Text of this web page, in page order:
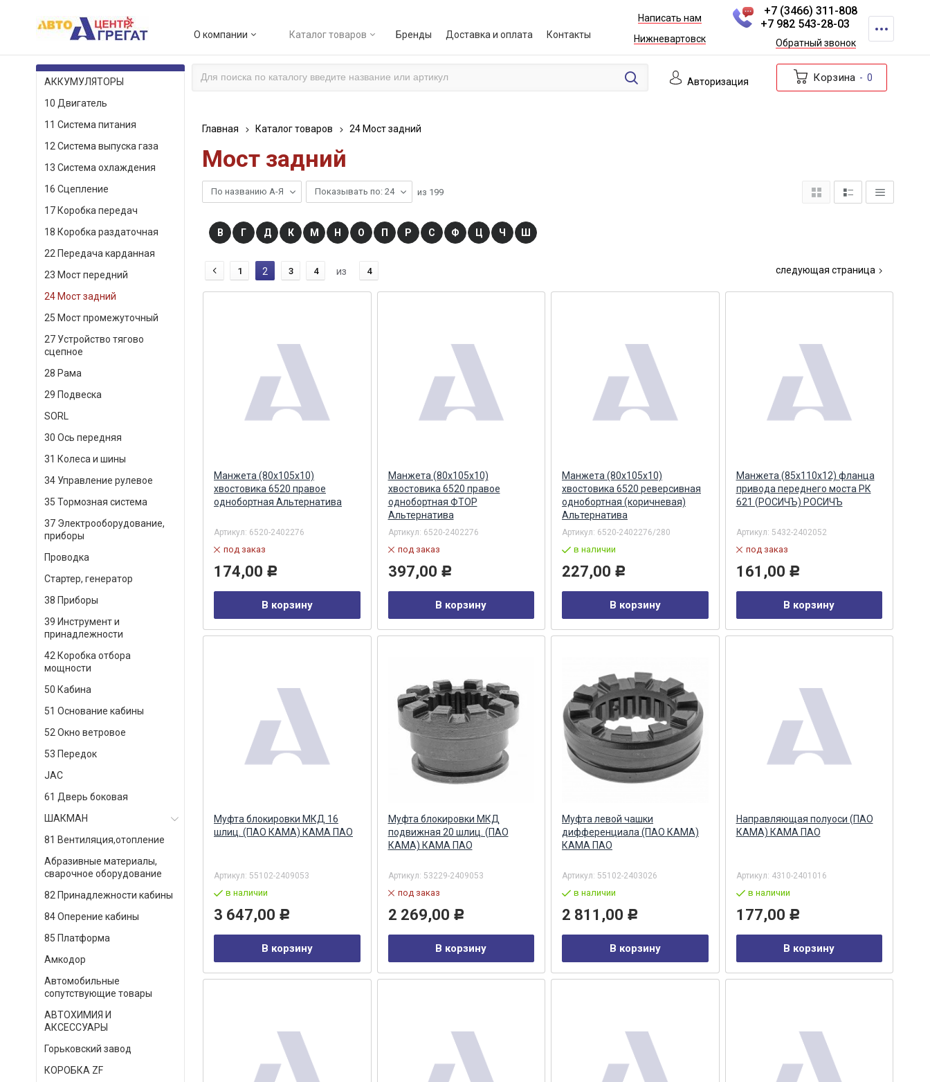
О компании Каталог товаров Бренды Доставка и оплата Контакты
Написать нам
Нижневартовск
+7 (3466) 311-808
+7 982 543-28-03
Обратный звонок
КАТАЛОГ ТОВАРОВ Авторизация Корзина 0
АККУМУЛЯТОРЫ
10 Двигатель
11 Система питания
12 Система выпуска газа
13 Система охлаждения
16 Сцепление
17 Коробка передач
18 Коробка раздаточная
22 Передача карданная
23 Мост передний
24 Мост задний
25 Мост промежуточный
27 Устройство тягово
сцепное
28 Рама
29 Подвеска
SORL
30 Ось передняя
31 Колеса и шины
34 Управление рулевое
35 Тормозная система
37 Электрооборудование,
приборы
Проводка
Стартер, генератор
38 Приборы
39 Инструмент и
принадлежности
42 Коробка отбора
мощности
50 Кабина
51 Основание кабины
52 Окно ветровое
53 Передок
JAC
61 Дверь боковая
ШАКМАН
81 Вентиляция,отопление
Абразивные материалы,
сварочное оборудование
82 Принадлежности кабины
84 Оперение кабины
85 Платформа
Амкодор
Автомобильные
сопутствующие товары
АВТОХИМИЯ И
АКСЕССУАРЫ
Горьковский завод
КОРОБКА ZF
Главная Каталог товаров 24 Мост задний
Мост задний
По названию А-Я Показывать по: 24 из 199
В Г Д К М Н О П Р С Ф Ц Ч Ш
1 2 3 4 из 4 следующая страница
Манжета (80х105х10)
хвостовика 6520 правое
однобортная Альтернатива
Артикул: 6520-2402276
под заказ
174,00 Р
В корзину
Манжета (80х105х10)
хвостовика 6520 правое
однобортная ФТОР
Альтернатива
Артикул: 6520-2402276
под заказ
397,00 Р
В корзину
Манжета (80х105х10)
хвостовика 6520 реверсивная
однобортная (коричневая)
Альтернатива
Артикул: 6520-2402276/280
в наличии
227,00 Р
В корзину
Манжета (85х110х12) фланца
привода переднего моста РК
621 (РОСИЧЪ) РОСИЧЪ
Артикул: 5432-2402052
под заказ
161,00 Р
В корзину
Муфта блокировки МКД 16
шлиц. (ПАО КАМА) КАМА ПАО
Артикул: 55102-2409053
в наличии
3 647,00 Р
В корзину
Муфта блокировки МКД
подвижная 20 шлиц. (ПАО
КАМА) КАМА ПАО
Артикул: 53229-2409053
под заказ
2 269,00 Р
В корзину
Муфта левой чашки
дифференциала (ПАО КАМА)
КАМА ПАО
Артикул: 55102-2403026
в наличии
2 811,00 Р
В корзину
Направляющая полуоси (ПАО
КАМА) КАМА ПАО
Артикул: 4310-2401016
в наличии
177,00 Р
В корзину